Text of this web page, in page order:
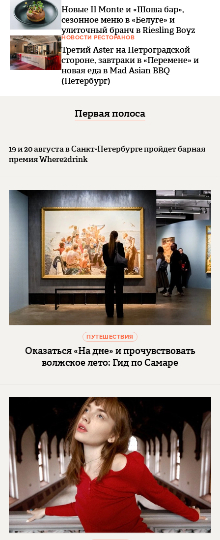
Новые Il Monte и «Шоша бар»,
сезонное меню в «Белуге» и
улиточный бранч в Riesling Boyz
НОВОСТИ РЕСТОРАНОВ
Третий Aster на Петроградской
стороне, завтраки в «Перемене» и
новая еда в Mad Asian BBQ
(Петербург)
Первая полоса
19 и 20 августа в Санкт-Петербурге пройдет барная
премия Where2drink
ПУТЕШЕСТВИЯ
Оказаться «На дне» и прочувствовать
волжское лето: Гид по Самаре